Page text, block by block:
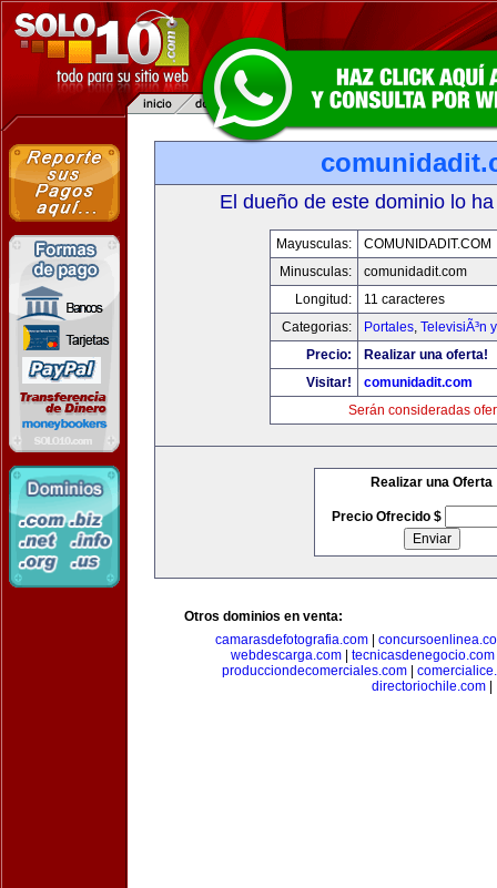
El dueño de este dominio lo
Mayusculas:
COMUNIDADIT.COM
Minusculas:
comunidadit.com
Longitud:
11 caracteres
Categorias:
Portales, TelevisiÃ³n
Precio:
Realizar una oferta!
Visitar!
comunidadit.com
Serán consideradas
Realizar una Oferta
Precio Ofrecido $
Otros dominios en venta:
camarasdefotografia.com|
webdescarga.com| tecnicasdenegocio.com
producciondecomerciales.com|
directoriochile.com|